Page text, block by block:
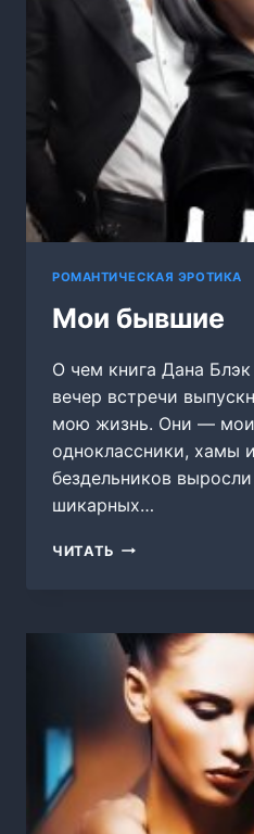
РОМАНТИЧЕСКАЯ ЭРОТИКА
Мои бывшие
О чем книга Дана
вечер встречи
мою жизнь. Они —
одноклассники, хамы
бездельников
шикарных…
ЧИТАТЬ МОИ